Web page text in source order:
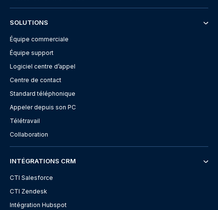
SOLUTIONS
Équipe commerciale
Équipe support
Logiciel centre d’appel
Centre de contact
Standard téléphonique
Appeler depuis son PC
Télétravail
Collaboration
INTÉGRATIONS CRM
CTI Salesforce
CTI Zendesk
Intégration Hubspot